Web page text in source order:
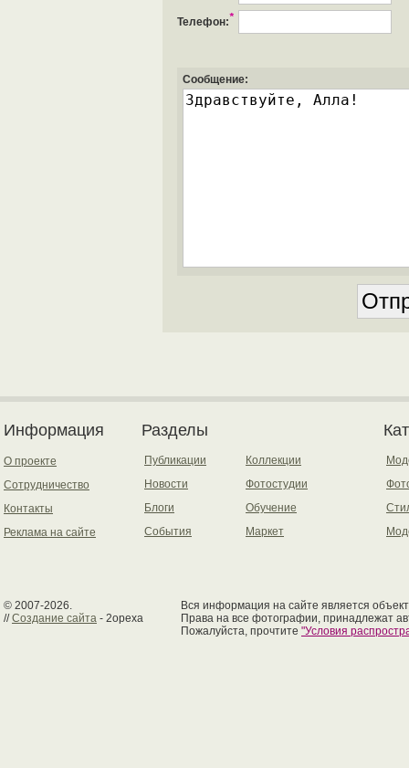
Телефон:*
Сообщение:
Информация
О проекте
Сотрудничество
Контакты
Реклама на сайте
Разделы
Публикации
Новости
Блоги
События
Коллекции
Фотостудии
Обучение
Маркет
© 2007-2026.
//Создание сайта - 2opexa
Вся информация на сайте является
Права на все фотографии, принадлежат
Пожалуйста, прочтите "Условия